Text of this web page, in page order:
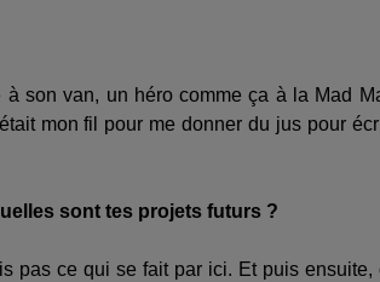
son van, un héro comme ça à la Mad
mon fil pour me donner du jus pour
sont tes projets futurs ?
pas ce qui se fait par ici. Et puis ensuite,